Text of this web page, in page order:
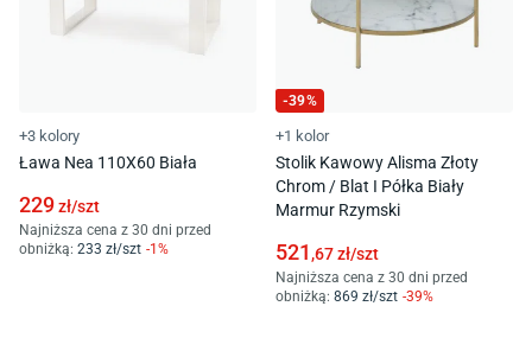
+3 kolory
Ława Nea 110X60 Biała
229zł/szt
Najniższa cena z 30 dni przed
obniżką: 233 zł/szt -1 %
-39%
+1 kolor
Stolik Kawowy Alisma Złoty
Chrom / Blat I Półka Biały
Marmur Rzymski
521 ,67zł/szt
Najniższa cena z 30 dni przed
obniżką: 869 zł/szt -39%